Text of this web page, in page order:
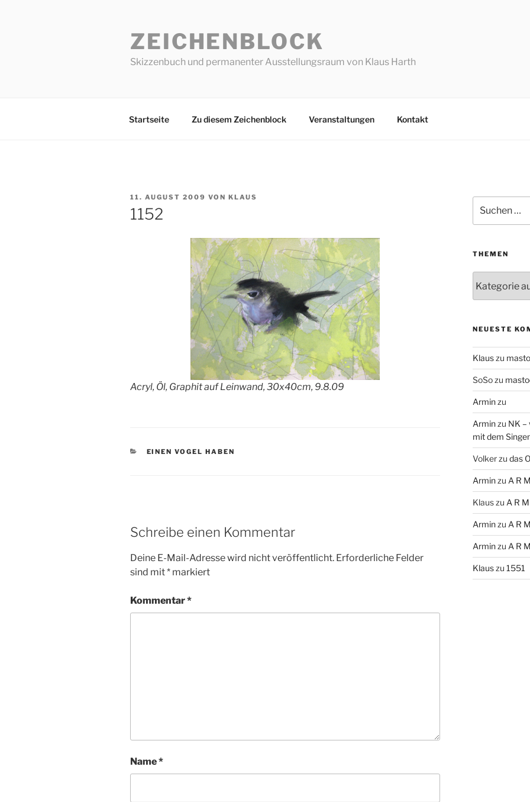
ZEICHENBLOCK
Skizzenbuch und permanenter Ausstellungsraum von Klaus Harth
Startseite Zu diesem Zeichenblock Veranstaltungen Kontakt
VERÖFFENTLICHT
AM
11. AUGUST 2009 VON KLAUS
1152
Acryl, Öl, Graphit auf Leinwand, 30x40cm, 9.8.09
KATEGORIEN
EINEN VOGEL HABEN
Schreibe einen Kommentar
Deine E-Mail-Adresse wird nicht veröffentlicht. Erforderliche Felder
sind mit* markiert
Kommentar*
Name*
nach:
THEMEN
NEUESTE
Klauszu
SoSozu
Arminzu
Arminzu NK –
mit dem
Volkerzu das
Arminzu A R
Klauszu A R
Arminzu A R
Arminzu A R
Klauszu 1551